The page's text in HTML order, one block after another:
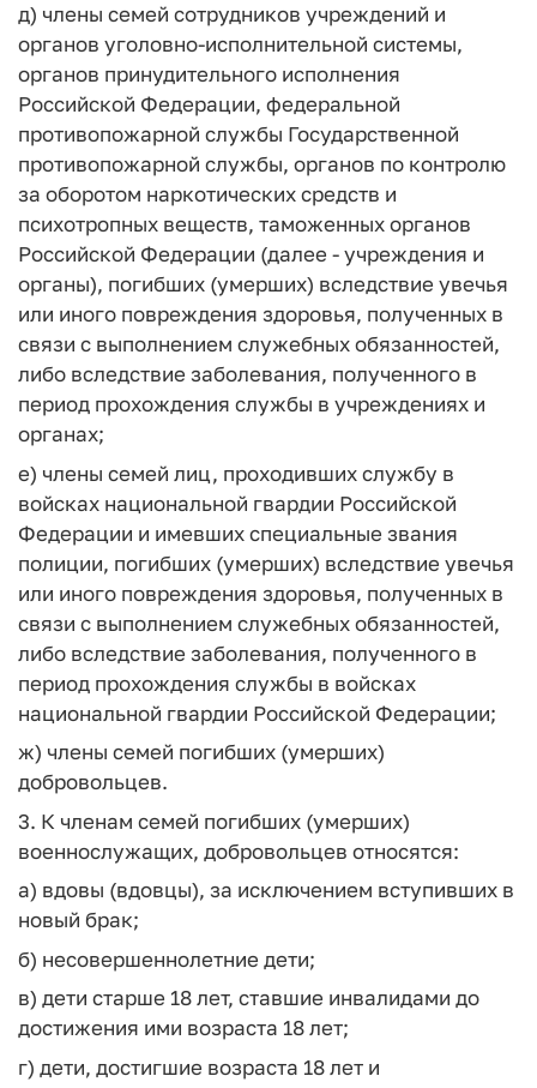
д) члены семей сотрудников учреждений и
органов уголовно-исполнительной системы,
органов принудительного исполнения
Российской Федерации, федеральной
противопожарной службы Государственной
противопожарной службы, органов по контролю
за оборотом наркотических средств и
психотропных веществ, таможенных органов
Российской Федерации (далее - учреждения и
органы), погибших (умерших) вследствие увечья
или иного повреждения здоровья, полученных в
связи с выполнением служебных обязанностей,
либо вследствие заболевания, полученного в
период прохождения службы в учреждениях и
органах;
е) члены семей лиц, проходивших службу в
войсках национальной гвардии Российской
Федерации и имевших специальные звания
полиции, погибших (умерших) вследствие увечья
или иного повреждения здоровья, полученных в
связи с выполнением служебных обязанностей,
либо вследствие заболевания, полученного в
период прохождения службы в войсках
национальной гвардии Российской Федерации;
ж) члены семей погибших (умерших)
добровольцев.
3. К членам семей погибших (умерших)
военнослужащих, добровольцев относятся:
а) вдовы (вдовцы), за исключением вступивших в
новый брак;
б) несовершеннолетние дети;
в) дети старше 18 лет, ставшие инвалидами до
достижения ими возраста 18 лет;
г) дети, достигшие возраста 18 лет и